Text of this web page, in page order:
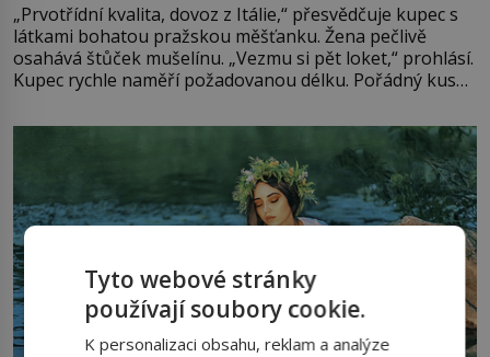
„Prvotřídní kvalita, dovoz z Itálie,“ přesvědčuje kupec s
látkami bohatou pražskou měšťanku. Žena pečlivě
osahává štůček mušelínu. „Vezmu si pět loket,“ prohlásí.
Kupec rychle naměří požadovanou délku. Pořádný kus
milostpaní. Stačí jenom na sukni,“ zhodnotí švadlena
množství růžového mušelínu. „Ošidili vás, podívejte.“
Tyto webové stránky
používají soubory cookie.
K personalizaci obsahu, reklam a analýze